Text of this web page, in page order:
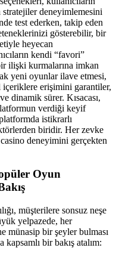
stratejiler deneyimlemesini
test ederken, takip eden
gösterebilir, bir
heyecan
kendi “favori”
ilişki kurmalarına imkan
yeni oyunlar ilave etmesi,
içeriklere erişimini garantiler,
dinamik sürer. Kısacası,
verdiği keyif
istikrarlı
biridir. Her zevke
deneyimini gerçekten
Oyun
müşterilere sonsuz neşe
yelpazede, her
münasip bir şeyler bulması
bir bakış atalım: